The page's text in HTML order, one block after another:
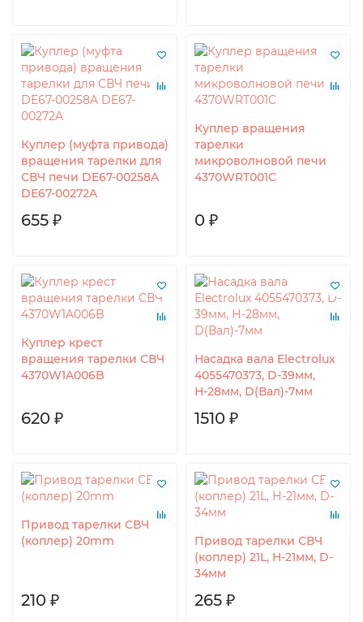
Куплер (муфта привода)
вращения тарелки для
СВЧ печи DE67-00258A
DE67-00272A
655 ₽
Куплер вращения
тарелки
микроволновой печи
4370WRT001C
0 ₽
Куплер крест
вращения тарелки СВЧ
4370W1A006B
620 ₽
Насадка вала Electrolux
4055470373, D-39мм,
Н-28мм, D(Вал)-7мм
1510 ₽
Привод тарелки СВЧ
(коплер) 20mm
210 ₽
Привод тарелки СВЧ
(коплер) 21L, Н-21мм, D-
34мм
265 ₽